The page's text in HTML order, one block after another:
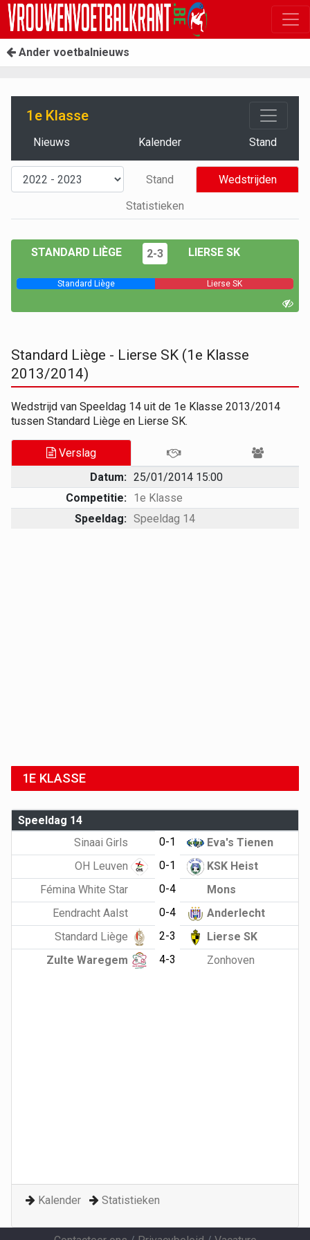
Ander voetbalnieuws
1e Klasse
Nieuws Kalender Stand
Stand
Wedstrijden
Statistieken
STANDARD LIÈGE 2-3 LIERSE SK
Standard Liège Lierse SK
Standard Liège - Lierse SK (1e Klasse
2013/2014)
Wedstrijd van Speeldag 14 uit de 1e Klasse 2013/2014
tussen Standard Liège en Lierse SK.
Verslag
Datum: 25/01/2014 15:00
Competitie: 1e Klasse
Speeldag: Speeldag 14
1E KLASSE
Speeldag 14
Sinaai Girls
0-1
Eva's Tienen
OH Leuven
0-1
KSK Heist
Fémina White Star
0-4
Mons
Eendracht Aalst
0-4
Anderlecht
Standard Liège
2-3
Lierse SK
Zulte Waregem
4-3 Zonhoven
Kalender Statistieken